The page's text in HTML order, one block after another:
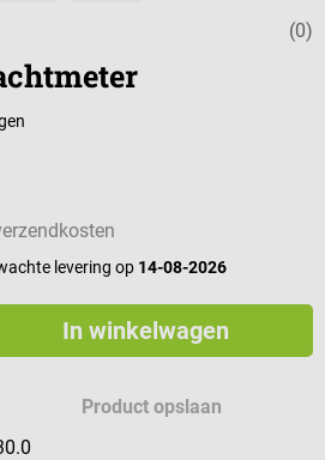
Gemiddelde
(0)
levering op 14-08-2026
In winkelwagen
Product opslaan